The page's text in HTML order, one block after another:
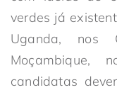
verdes já
Uganda, nos
candidatas